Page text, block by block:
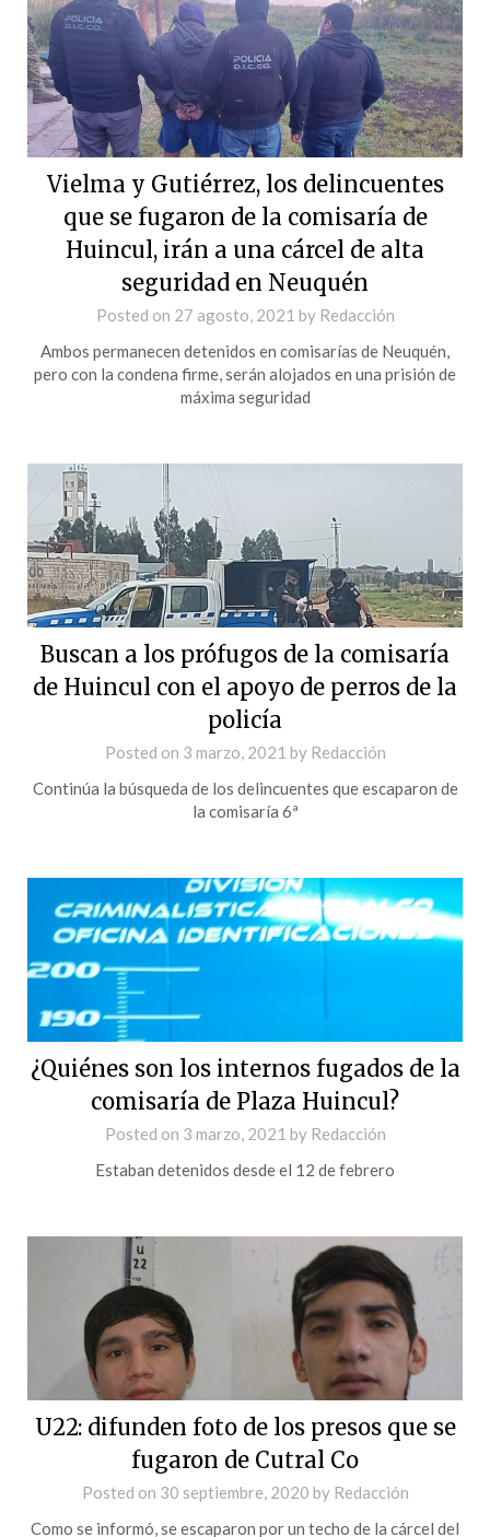
Vielma y Gutiérrez, los delincuentes
que se fugaron de la comisaría de
Huincul, irán a una cárcel de alta
seguridad en Neuquén
Posted on 27 agosto, 2021 by Redacción
Ambos permanecen detenidos en comisarías de Neuquén,
pero con la condena firme, serán alojados en una prisión de
máxima seguridad
Buscan a los prófugos de la comisaría
de Huincul con el apoyo de perros de la
policía
Posted on 3 marzo, 2021 by Redacción
Continúa la búsqueda de los delincuentes que escaparon de
la comisaría 6ª
¿Quiénes son los internos fugados de la
comisaría de Plaza Huincul?
Posted on 3 marzo, 2021 by Redacción
Estaban detenidos desde el 12 de febrero
U22: difunden foto de los presos que se
fugaron de Cutral Co
Posted on 30 septiembre, 2020 by Redacción
Como se informó, se escaparon por un techo de la cárcel del